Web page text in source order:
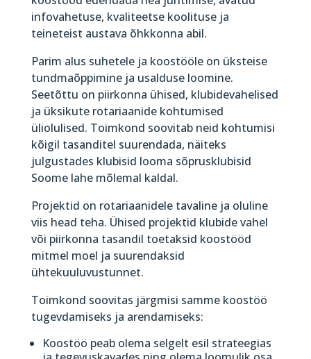
infovahetuse, kvaliteetse koolituse ja
teineteist austava õhkkonna abil.
Parim alus suhetele ja koostööle on üksteise
tundmaõppimine ja usalduse loomine.
Seetõttu on piirkonna ühised, klubidevahelised
ja üksikute rotariaanide kohtumised
üliolulised. Toimkond soovitab neid kohtumisi
kõigil tasanditel suurendada, näiteks
julgustades klubisid looma sõprusklubisid
Soome lahe mõlemal kaldal.
Projektid on rotariaanidele tavaline ja oluline
viis head teha. Ühised projektid klubide vahel
või piirkonna tasandil toetaksid koostööd
mitmel moel ja suurendaksid
ühtekuuluvustunnet.
Toimkond soovitas järgmisi samme koostöö
tugevdamiseks ja arendamiseks:
Koostöö peab olema selgelt esil strateegias